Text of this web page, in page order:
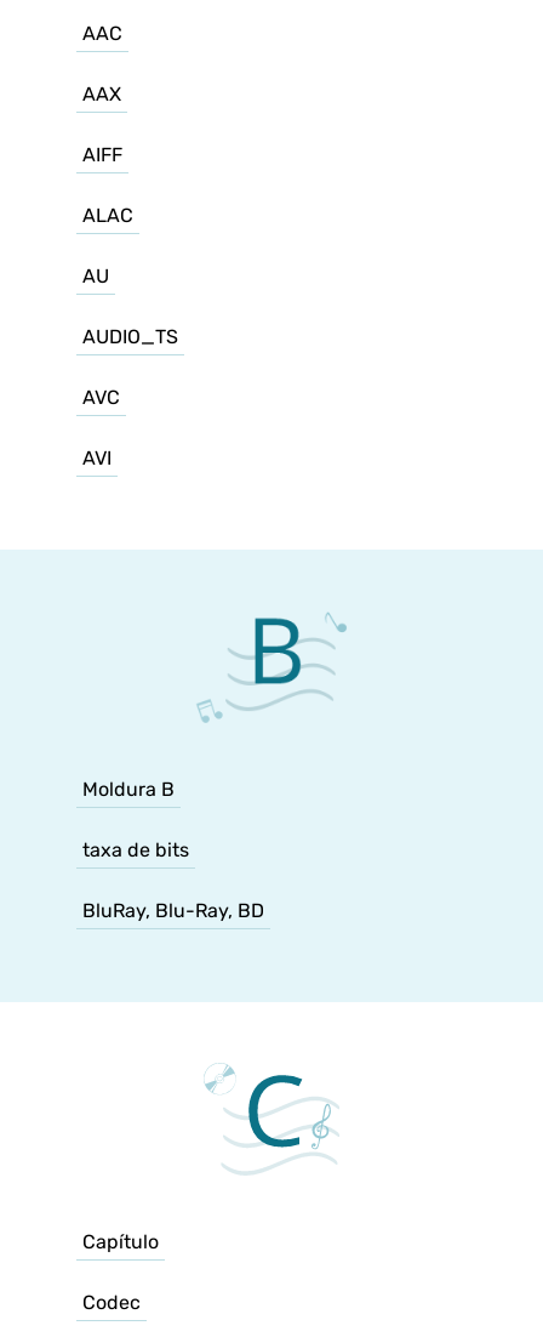
AAC
AAX
AIFF
ALAC
AU
AUDIO_TS
AVC
AVI
Moldura B
taxa de bits
BluRay, Blu-Ray, BD
Capítulo
Codec